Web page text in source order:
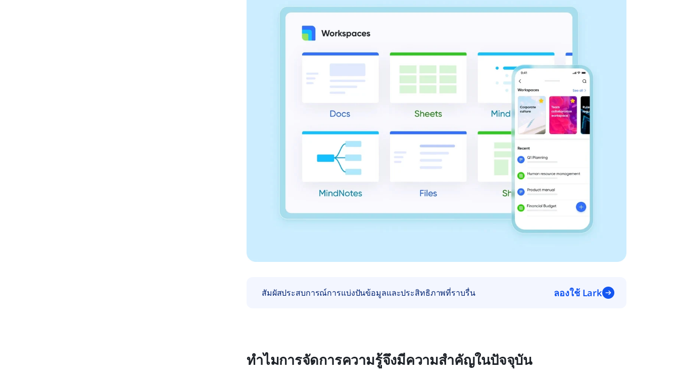
สัมผัสประสบการณ์การแบ่งปันข้อมูลและประสิทธิภาพที่ราบรื่น ลองใช้ Lark
ทำไมการจัดการความรู้จึงมีความสำคัญในปัจจุบัน